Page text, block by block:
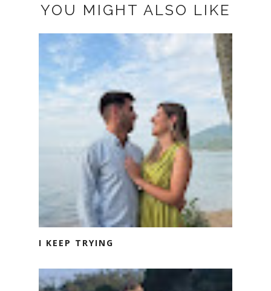
YOU MIGHT ALSO LIKE
I KEEP TRYING